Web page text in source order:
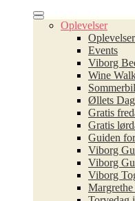
Oplevelser
Events
Viborg
Wine
Øllets Dag
Gratis
Gratis
Guiden
Viborg
Viborg
Viborg